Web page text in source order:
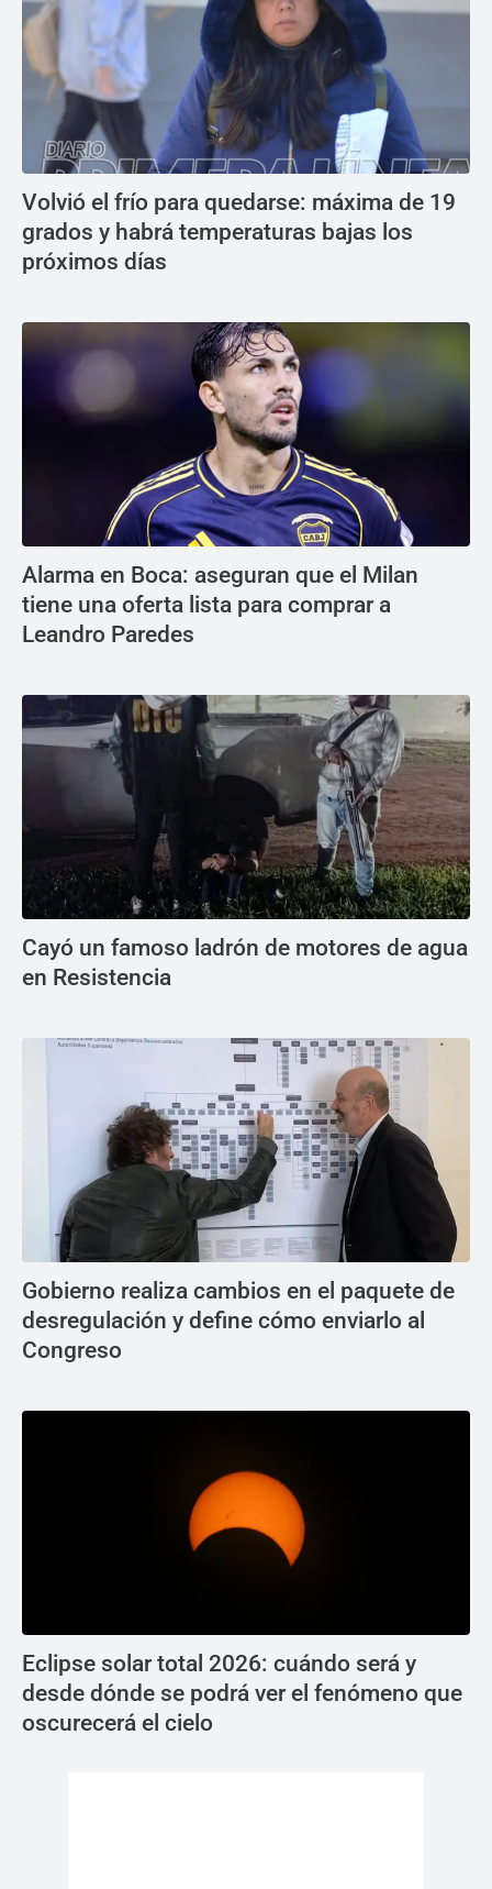
Volvió el frío para quedarse: máxima de 19
grados y habrá temperaturas bajas los
próximos días
Alarma en Boca: aseguran que el Milan
tiene una oferta lista para comprar a
Leandro Paredes
Cayó un famoso ladrón de motores de agua
en Resistencia
Gobierno realiza cambios en el paquete de
desregulación y define cómo enviarlo al
Congreso
Eclipse solar total 2026: cuándo será y
desde dónde se podrá ver el fenómeno que
oscurecerá el cielo